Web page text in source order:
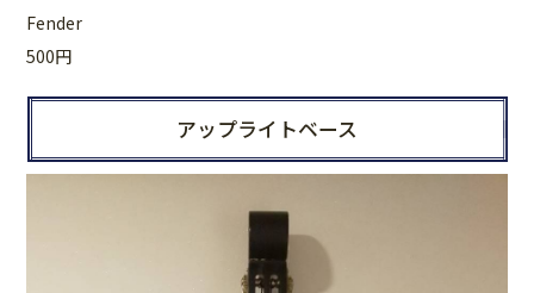
Fender
500円
アップライトベース